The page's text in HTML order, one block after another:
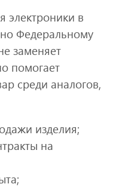
электроники в
Федеральному
заменяет
помогает
среди аналогов,
изделия;
на